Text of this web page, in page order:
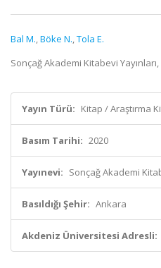
Bal M.,Böke N.,Tola E.
Sonçağ Akademi Kitabevi
Yayın Türü: Kitap / Araştırma
Basım Tarihi: 2020
Yayınevi: Sonçağ Akademi
Basıldığı Şehir: Ankara
Akdeniz Üniversitesi Adresli: